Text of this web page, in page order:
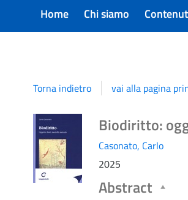
Home Chi siamo
Torna indietro vai alla pagina
Dettaglio
del
Biodiritto:
Casonato, Carlo
2025
Abstract